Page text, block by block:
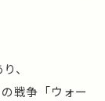
、
戦争「ウォー